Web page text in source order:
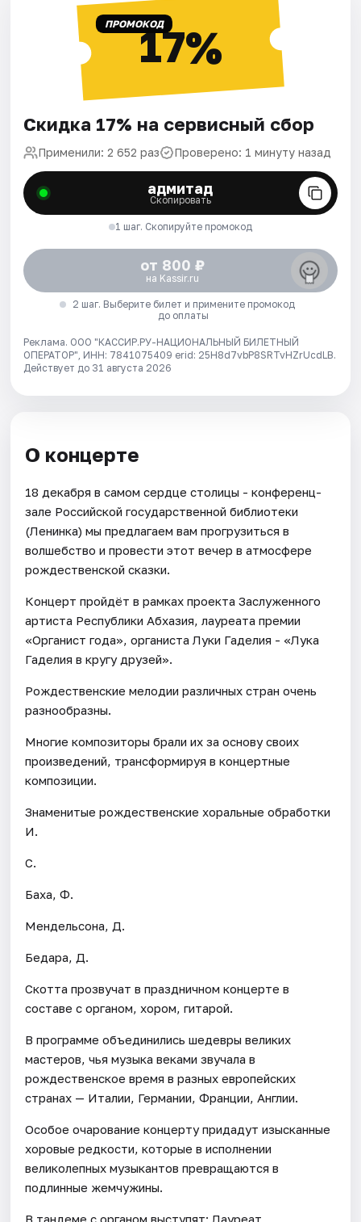
ПРОМОКОД17%
Скидка 17% на сервисный сбор
Применили: 2 652 раз Проверено: 1 минуту назад
адмитад
Скопировать
1 шаг. Скопируйте промокод
от 800 ₽
на Kassir.ru
2 шаг. Выберите билет и примените промокод
до оплаты
Реклама. ООО "КАССИР.РУ-НАЦИОНАЛЬНЫЙ БИЛЕТНЫЙ
ОПЕРАТОР", ИНН: 7841075409 erid: 25H8d7vbP8SRTvHZrUcdLB.
Действует до 31 августа 2026
О концерте
18 декабря в самом сердце столицы - конференц-
зале Российской государственной библиотеки
(Ленинка) мы предлагаем вам прогрузиться в
волшебство и провести этот вечер в атмосфере
рождественской сказки.
Концерт пройдёт в рамках проекта Заслуженного
артиста Республики Абхазия, лауреата премии
«Органист года», органиста Луки Гаделия - «Лука
Гаделия в кругу друзей».
Рождественские мелодии различных стран очень
разнообразны.
Многие композиторы брали их за основу своих
произведений, трансформируя в концертные
композиции.
Знаменитые рождественские хоральные обработки
И.
С.
Баха, Ф.
Мендельсона, Д.
Бедара, Д.
Скотта прозвучат в праздничном концерте в
составе с органом, хором, гитарой.
В программе объединились шедевры великих
мастеров, чья музыка веками звучала в
рождественское время в разных европейских
странах — Италии, Германии, Франции, Англии.
Особое очарование концерту придадут изысканные
хоровые редкости, которые в исполнении
великолепных музыкантов превращаются в
подлинные жемчужины.
В тандеме с органом выступят: Лауреат